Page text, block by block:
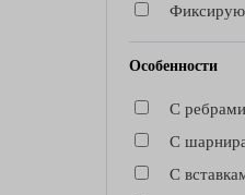
Особенности
С
С
С